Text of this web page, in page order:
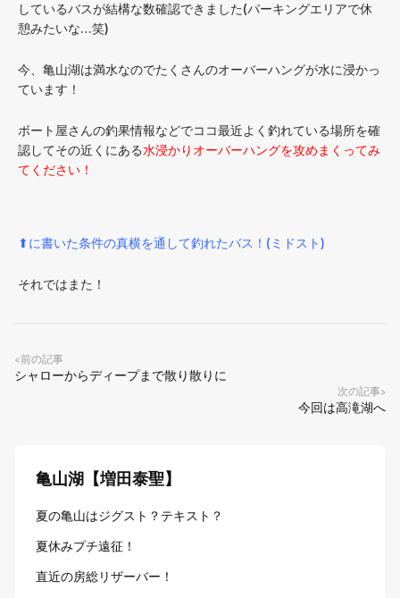
しているバスが結構な数確認できました(パーキングエリアで休
憩みたいな…笑)
今、亀山湖は満水なのでたくさんのオーバーハングが水に浸かっ
ています！
ボート屋さんの釣果情報などでココ最近よく釣れている場所を確
認してその近くにある水浸かりオーバーハングを攻めまくってみ
てください！
⬆に書いた条件の真横を通して釣れたバス！(ミドスト)
それではまた！
<前の記事
シャローからディープまで散り散りに
次の記事>
今回は高滝湖へ
亀山湖【増田泰聖】
夏の亀山はジグスト？テキスト？
夏休みプチ遠征！
直近の房総リザーバー！